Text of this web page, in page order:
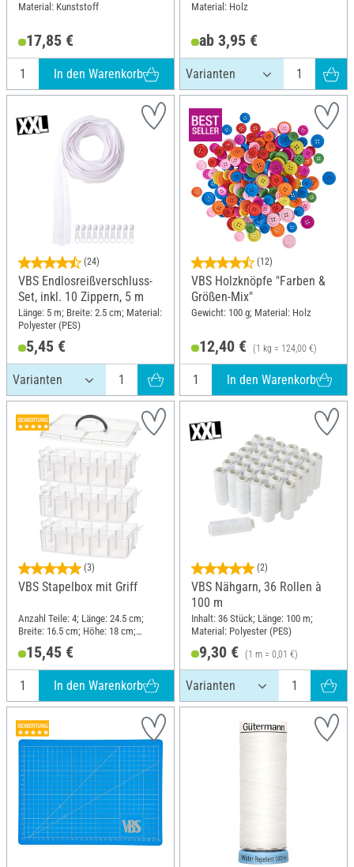
Material: Kunststoff
17,85 €
In den Warenkorb
Material: Holz
ab 3,95 €
(24)
VBS Endlosreißverschluss-
Set, inkl. 10 Zippern, 5 m
Länge: 5 m; Breite: 2.5 cm; Material:
Polyester (PES)
5,45 €
(12)
VBS Holzknöpfe "Farben &
Größen-Mix"
Gewicht: 100 g; Material: Holz
12,40 € (1 kg = 124,00 €)
In den Warenkorb
(3)
VBS Stapelbox mit Griff
Anzahl Teile: 4; Länge: 24.5 cm;
Breite: 16.5 cm; Höhe: 18 cm;
15,45 €
In den Warenkorb
(2)
VBS Nähgarn, 36 Rollen à
100 m
Inhalt: 36 Stück; Länge: 100 m;
Material: Polyester (PES)
9,30 € (1 m = 0,01 €)